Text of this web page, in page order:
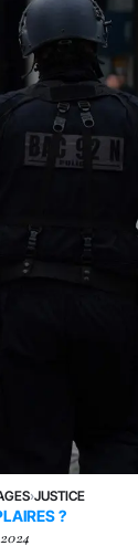
›JUSTICE
?